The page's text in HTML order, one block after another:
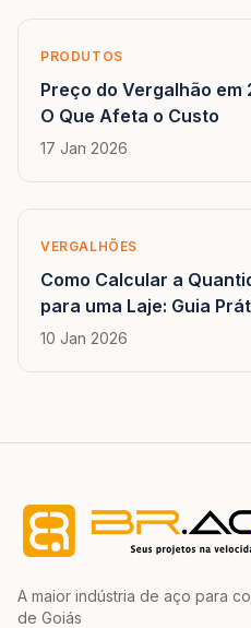
PRODUTOS
Preço do Vergalhão em
O Que Afeta o Custo
17 Jan 2026
VERGALHÕES
Como Calcular a
para uma Laje: Guia
10 Jan 2026
A maior indústria de aço para
de Goiás